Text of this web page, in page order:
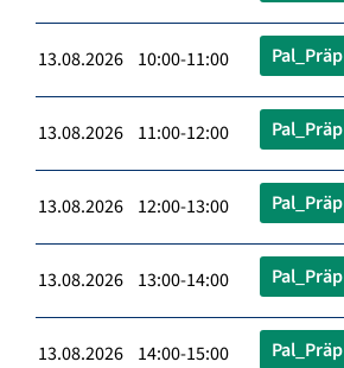
13.08.2026 10:00-11:00 Pal_Präp
13.08.2026 11:00-12:00 Pal_Präp
13.08.2026 12:00-13:00 Pal_Präp
13.08.2026 13:00-14:00 Pal_Präp
13.08.2026 14:00-15:00 Pal_Präp